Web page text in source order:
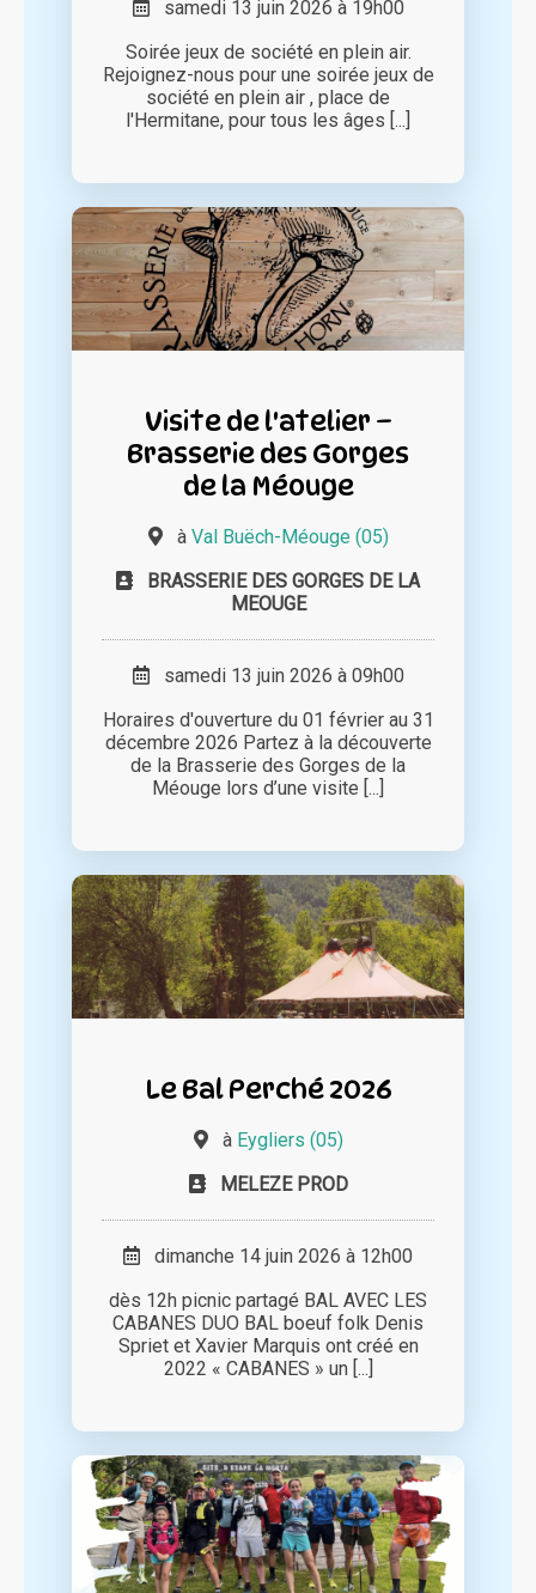
samedi 13 juin 2026 à 19h00
Soirée jeux de société en plein air.
Rejoignez-nous pour une soirée jeux de
société en plein air , place de
l'Hermitane, pour tous les âges [...]
Visite de l'atelier –
Brasserie des Gorges
de la Méouge
à Val Buëch-Méouge (05)
BRASSERIE DES GORGES DE LA
MEOUGE
samedi 13 juin 2026 à 09h00
Horaires d'ouverture du 01 février au 31
décembre 2026 Partez à la découverte
de la Brasserie des Gorges de la
Méouge lors d’une visite [...]
Le Bal Perché 2026
à Eygliers (05)
MELEZE PROD
dimanche 14 juin 2026 à 12h00
dès 12h picnic partagé BAL AVEC LES
CABANES DUO BAL boeuf folk Denis
Spriet et Xavier Marquis ont créé en
2022 « CABANES » un [...]